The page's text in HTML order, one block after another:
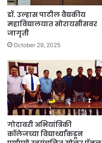
डॉ. उल्हास पाटील वैद्यकीय
महाविद्यालयात सोरायसीसवर
जागृती
October 29, 2025
गोदावरी अभियांत्रिकी
कॉलेजच्या विद्यार्थ्यांकडून